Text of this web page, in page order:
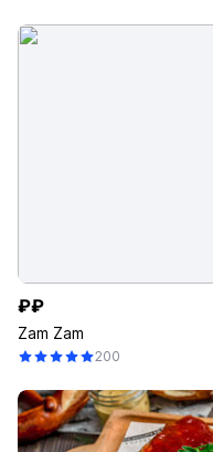
₽₽
Zam Zam
200